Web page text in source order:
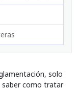
solo
saber como tratar